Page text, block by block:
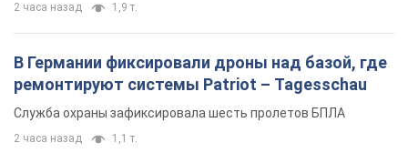
2 часа назад 1,9 т.
В Германии фиксировали дроны над базой, где
ремонтируют системы Patriot – Tagesschau
Служба охраны зафиксировала шесть пролетов БПЛА
2 часа назад 1,1 т.